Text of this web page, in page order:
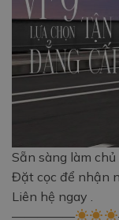
Sẵn sàng làm
Đặt cọc để nhận
Liên hệ ngay .
—————